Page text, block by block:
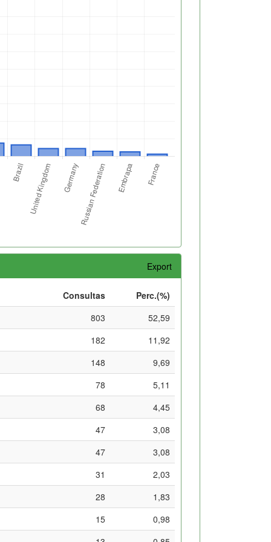
Export
Consultas
Perc.(%)
803
52,59
182
11,92
148
9,69
78
5,11
68
4,45
47
3,08
47
3,08
31
2,03
28
1,83
15
0,98